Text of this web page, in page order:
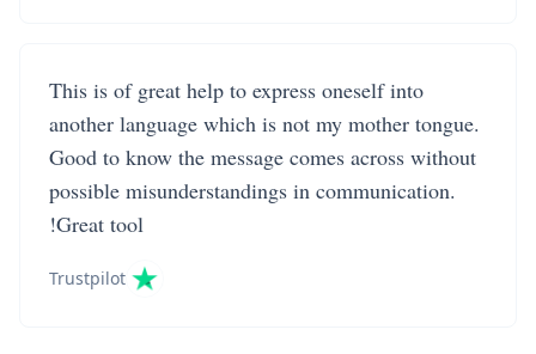
This is of great help to express oneself into
another language which is not my mother tongue.
Good to know the message comes across without
possible misunderstandings in communication.
Great tool!
Trustpilot